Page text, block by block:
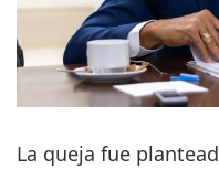
La queja fue